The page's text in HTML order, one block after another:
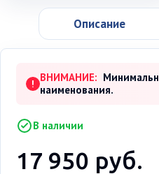
Описание
! ВНИМАНИЕ:
наименования.
В наличии
17 950 руб.